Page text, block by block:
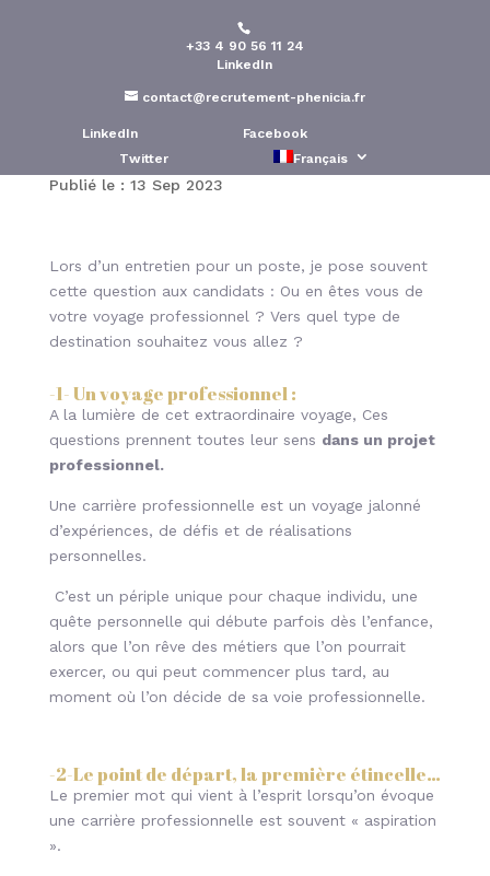
+33 4 90 56 11 24
LinkedIn
contact@recrutement-phenicia.fr
LinkedIn
Facebook
Twitter
Français
Une carrière
professionnelle est un
voyage dans le temps
Publié le : 13 Sep 2023
Lors d’un entretien pour un poste, je pose souvent
cette question aux candidats : Ou en êtes vous de
votre voyage professionnel ? Vers quel type de
destination souhaitez vous allez ?
-1- Un voyage professionnel:
A la lumière de cet extraordinaire voyage, Ces
questions prennent toutes leur sens dans un projet
professionnel.
Une carrière professionnelle est un voyage jalonné
d’expériences, de défis et de réalisations
personnelles.
C’est un périple unique pour chaque individu, une
quête personnelle qui débute parfois dès l’enfance,
alors que l’on rêve des métiers que l’on pourrait
exercer, ou qui peut commencer plus tard, au
moment où l’on décide de sa voie professionnelle.
-2-Le point de départ, la première étincelle…
Le premier mot qui vient à l’esprit lorsqu’on évoque
une carrière professionnelle est souvent « aspiration
».